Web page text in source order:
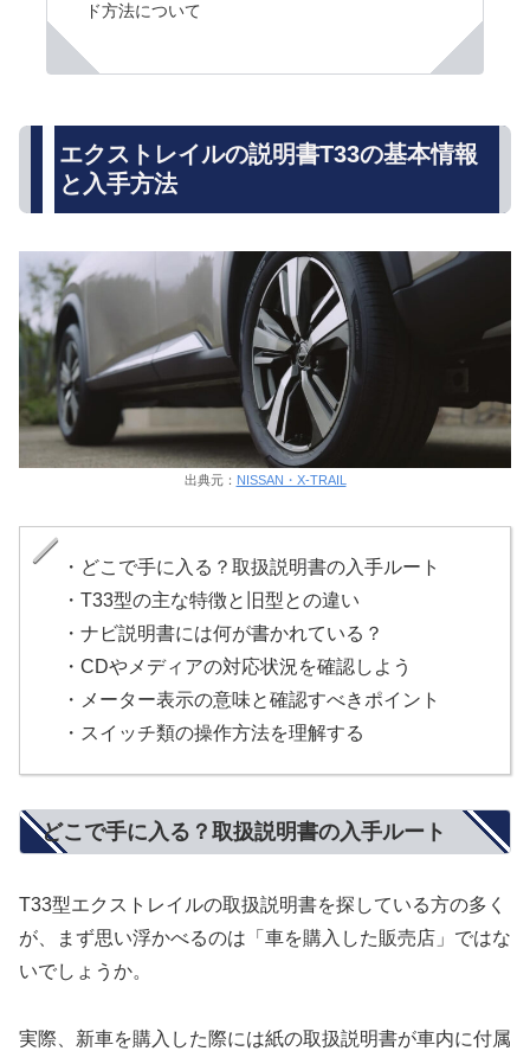
ド方法について
エクストレイルの説明書T33の基本情報
と入手方法
出典元： NISSAN・X-TRAIL
・どこで手に入る？取扱説明書の入手ルート
・T33型の主な特徴と旧型との違い
・ナビ説明書には何が書かれている？
・CDやメディアの対応状況を確認しよう
・メーター表示の意味と確認すべきポイント
・スイッチ類の操作方法を理解する
どこで手に入る？取扱説明書の入手ルート
T33型エクストレイルの取扱説明書を探している方の多く
が、まず思い浮かべるのは「車を購入した販売店」ではな
いでしょうか。
実際、新車を購入した際には紙の取扱説明書が車内に付属